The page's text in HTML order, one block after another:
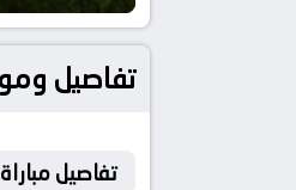
تفاصيل وموعد مباراة
تفاصيل